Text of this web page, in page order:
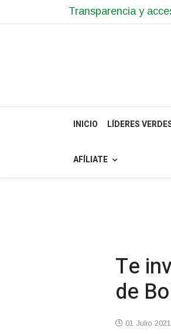
Transparencia y
INICIO LÍDERES
AFÍLIATE
Te
de
01 Julio 2021